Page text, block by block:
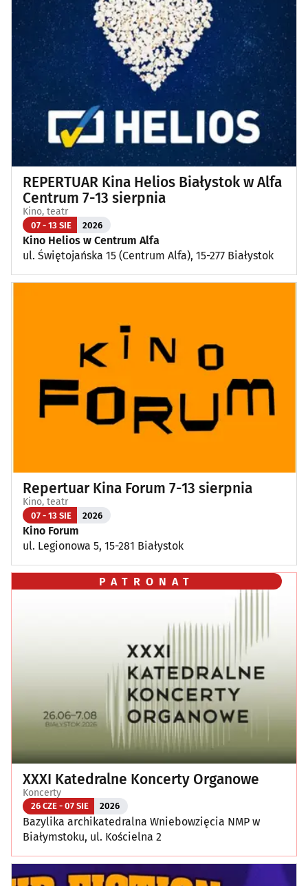
REPERTUAR Kina Helios Białystok w Alfa
Centrum 7-13 sierpnia
Kino, teatr
07 - 13 SIE 2026
Kino Helios w Centrum Alfa
ul. Świętojańska 15 (Centrum Alfa), 15-277 Białystok
Repertuar Kina Forum 7-13 sierpnia
Kino, teatr
07 - 13 SIE 2026
Kino Forum
ul. Legionowa 5, 15-281 Białystok
PATRONAT
XXXI Katedralne Koncerty Organowe
Koncerty
26 CZE - 07 SIE 2026
Bazylika archikatedralna Wniebowzięcia NMP w
Białymstoku, ul. Kościelna 2